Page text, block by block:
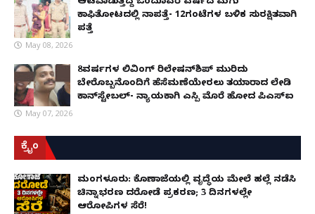
ಕಾಫಿತೋಟದಲ್ಲಿ ನಾಪತ್ತೆ- 12ಗಂಟೆಗಳ ಬಳಿಕ ಸುರಕ್ಷಿತವಾಗಿ
ಪತ್ತೆ
May 08, 2026
8ವರ್ಷಗಳ ಲಿವಿಂಗ್‌ ರಿಲೇಷನ್‌ಶಿಪ್ ಮುರಿದು
ಬೇರೊಬ್ಬನೊಂದಿಗೆ ಹೆಸೆಮಣೆಯೇರಲು ತಯಾರಾದ ಲೇಡಿ
ಕಾನ್‌ಸ್ಟೇಬಲ್- ನ್ಯಾಯಕ್ಕಾಗಿ ಎಸ್ಪಿ ಮೊರೆ ಹೋದ ಪಿಎಸ್ಐ
May 07, 2026
ಕ್ರೈಂ
ಮಂಗಳೂರು: ಕೊಣಾಜೆಯಲ್ಲಿ ವೃದ್ಧೆಯ ಮೇಲೆ ಹಲ್ಲೆ ನಡೆಸಿ
ಚಿನ್ನಾಭರಣ ದರೋಡೆ ಪ್ರಕರಣ; 3 ದಿನಗಳಲ್ಲೇ
ಆರೋಪಿಗಳ ಸೆರೆ!